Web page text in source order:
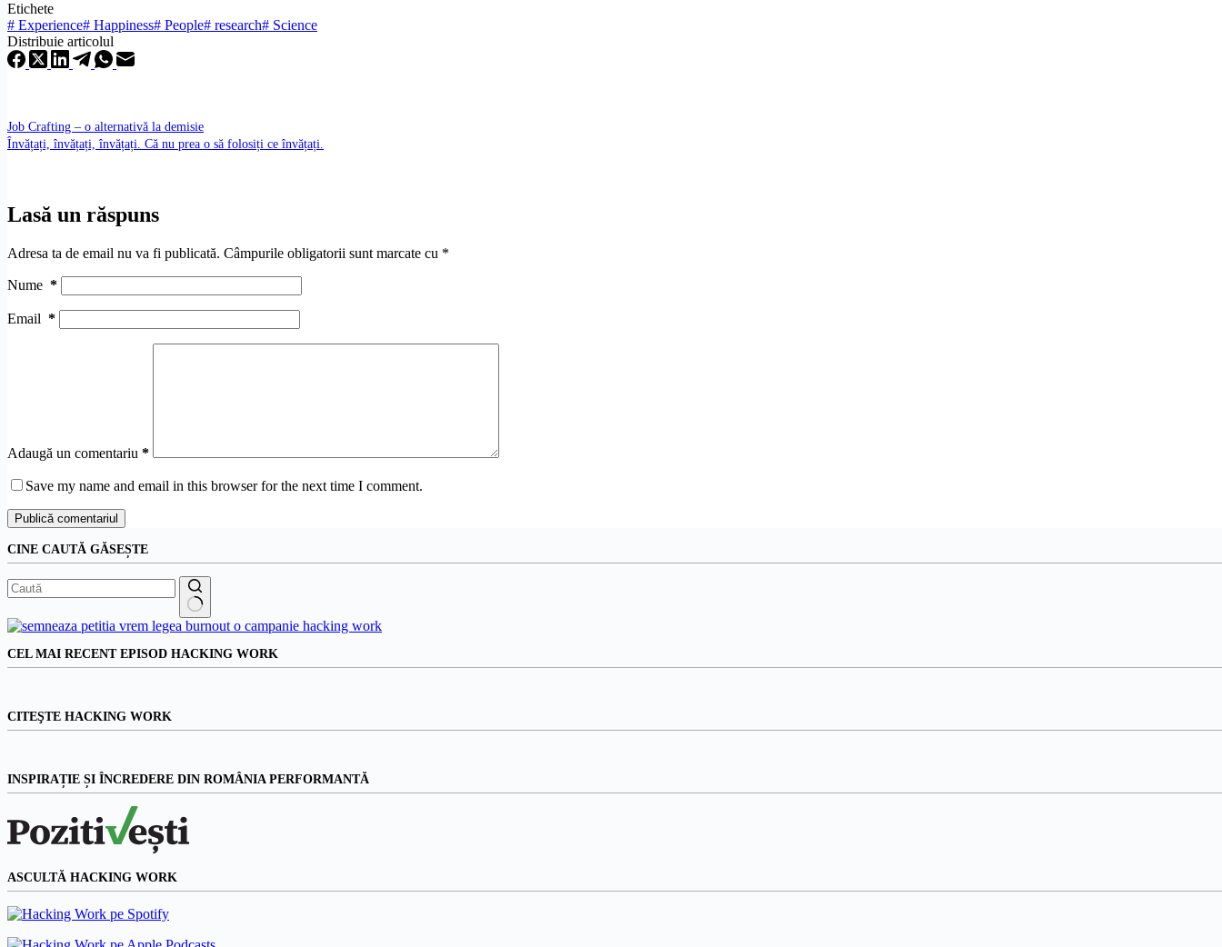
Etichete
# Experience# Happiness# People# research# Science
Distribuie articolul
Job Crafting – o alternativă la demisie
Învățați, învățați, învățați. Că nu prea o să folosiți ce învățați.
Lasă un răspuns
Adresa ta de email nu va fi publicată. Câmpurile obligatorii sunt marcate cu *
Nume *
Email *
Adaugă un comentariu *
Save my name and email in this browser for the next time I comment.
Publică comentariul
CINE CAUTĂ GĂSEȘTE
Niciun
CEL MAI RECENT EPISOD HACKING WORK
CITEŞTE HACKING WORK
INSPIRAȚIE ȘI ÎNCREDERE DIN ROMÂNIA PERFORMANTĂ
ASCULTĂ HACKING WORK